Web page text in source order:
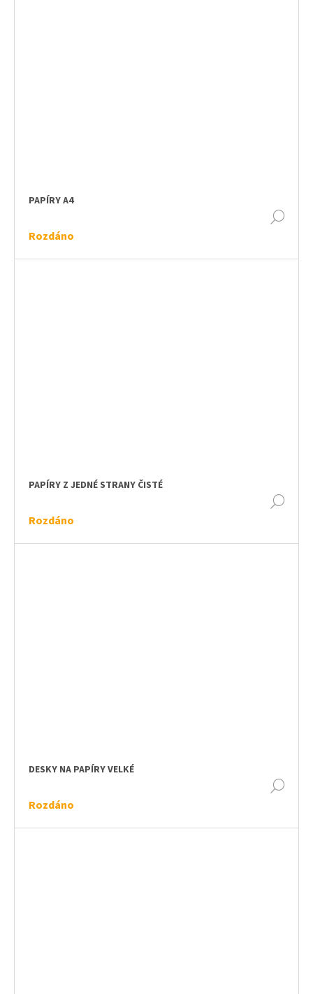
PAPÍRY A4
Rozdáno
PAPÍRY Z JEDNÉ STRANY ČISTÉ
Rozdáno
DESKY NA PAPÍRY VELKÉ
Rozdáno